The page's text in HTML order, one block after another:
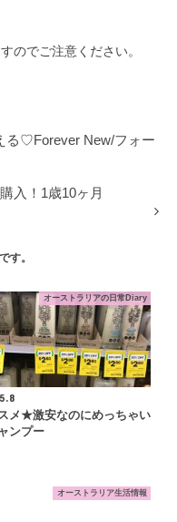
のでご注意ください。
る♡Forever New/フォー
入！1歳10ヶ月
す。
オーストラリアの日常Diary
メ★激安なのにめっちゃい
ンプー
オーストラリア生活情報